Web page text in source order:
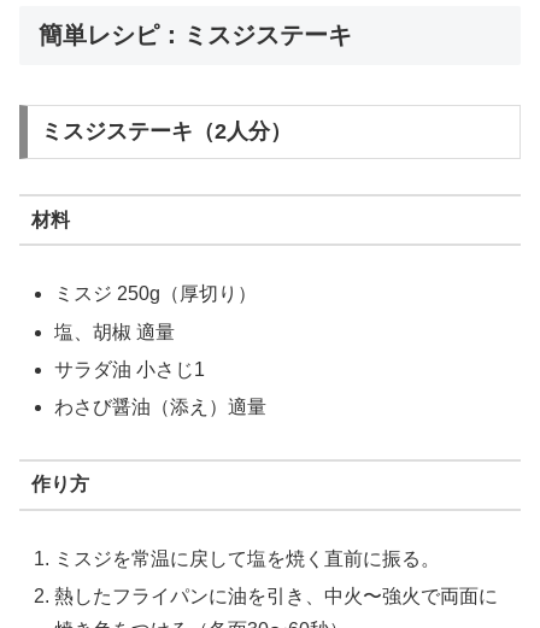
簡単レシピ：ミスジステーキ
ミスジステーキ（2人分）
材料
ミスジ 250g（厚切り）
塩、胡椒 適量
サラダ油 小さじ1
わさび醤油（添え）適量
作り方
ミスジを常温に戻して塩を焼く直前に振る。
熱したフライパンに油を引き、中火〜強火で両面に